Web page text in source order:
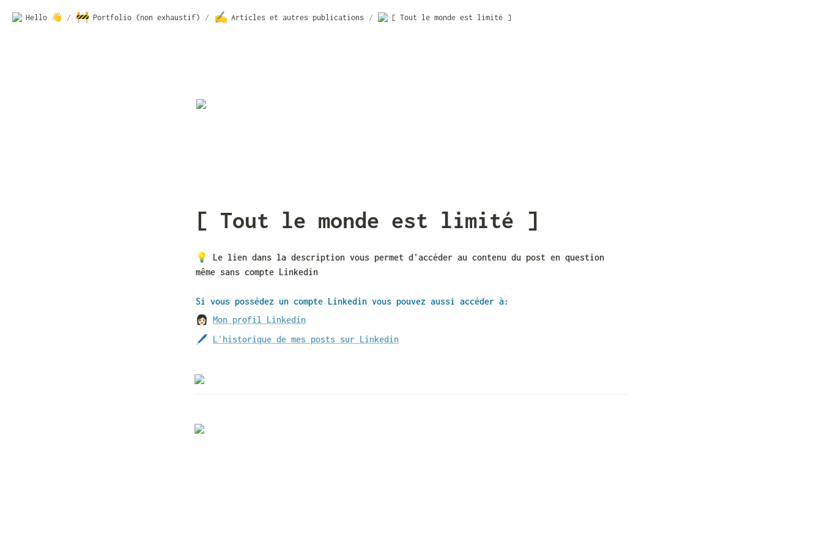
Hello 👋 / 🚧 Portfolio (non exhaustif) / ✍️ Articles et autres publications / [ Tout le monde est limité ]
[ Tout le monde est limité ]
💡 Le lien dans la description vous permet d'accéder au contenu du post en question
même sans compte Linkedin
Si vous possédez un compte Linkedin vous pouvez aussi accéder à:
👩🏻 Mon profil Linkedin
🖊 L'historique de mes posts sur Linkedin